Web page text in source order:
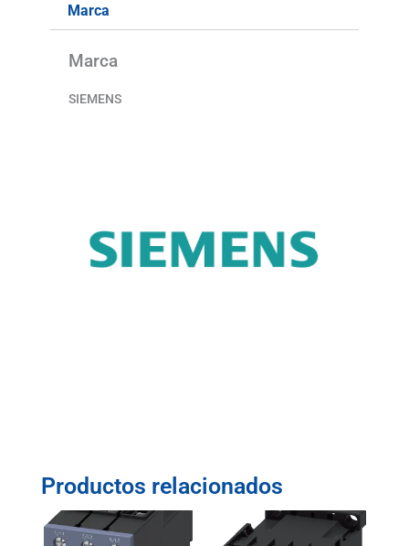
Marca
Marca
SIEMENS
Productos relacionados